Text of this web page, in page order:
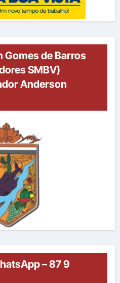
Gomes de Barros
SMBV)
Anderson
– 87 9